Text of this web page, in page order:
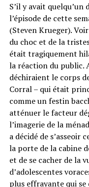
S’il y avait quelqu’un
l’épisode de cette
(Steven Krueger).
du choc et de la
était tragiquement
la réaction du public.
déchiraient le corps
Corral – qui était
comme un festin
atténuer le facteur
l’imagerie de la
a décidé de
la porte de la cabine
et de se cacher de la
d’adolescentes
plus effrayante qui se